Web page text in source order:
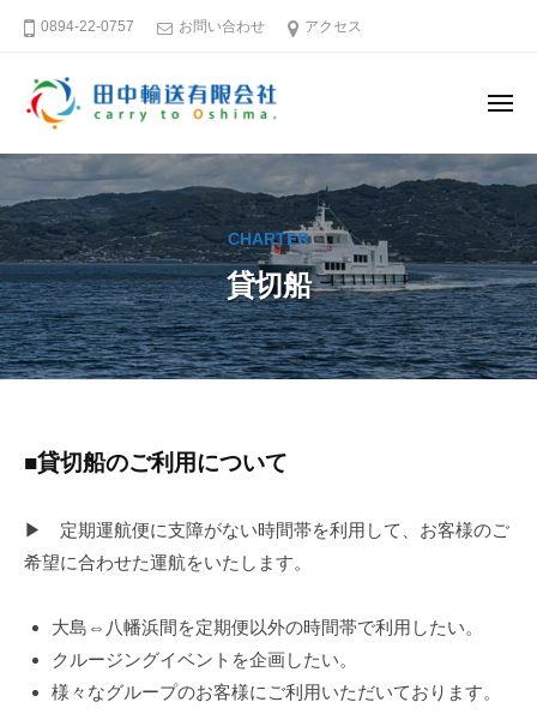
ス
キ
ッ
プ
0894-22-0757 お問い合わせ アクセス
田
輸
送
有
限
会
社
そ
だ
大
島
へ
行
こ
愛
八
幡
⇔
大
島
メ
ー
CHARTER
貸切船
貸
船
年
月
■貸切船のご利用について
▶ 定期運航便に支障がない時間帯を利用して、お客様のご
希望に合わせた運航をいたします。
大島⇔八幡浜間を定期便以外の時間帯で利用したい。
クルージングイベントを企画したい。
様々なグループのお客様にご利用いただいております。
中
送
有
会
社